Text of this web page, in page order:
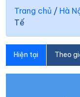
Trang chủ / Hà
Tế
Hiện tại Theo